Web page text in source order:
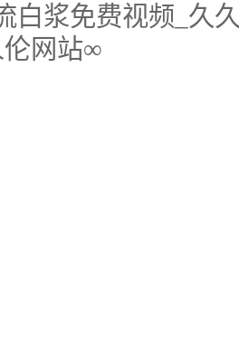
白浆免费视频_久
伦网站∞